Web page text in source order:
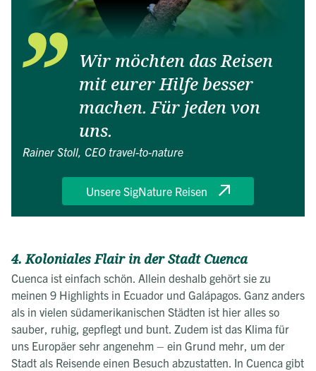
Wir möchten das Reisen
mit eurer Hilfe besser
machen. Für jeden von
uns.
Rainer Stoll, CEO travel-to-nature
Unsere SigNature Reisen
4. Koloniales Flair in der Stadt Cuenca
Cuenca ist einfach schön. Allein deshalb gehört sie zu
meinen 9 Highlights in Ecuador und Galápagos. Ganz anders
als in vielen südamerikanischen Städten ist hier alles so
sauber, ruhig, gepflegt und bunt. Zudem ist das Klima für
uns Europäer sehr angenehm – ein Grund mehr, um der
Stadt als Reisende einen Besuch abzustatten. In Cuenca gibt